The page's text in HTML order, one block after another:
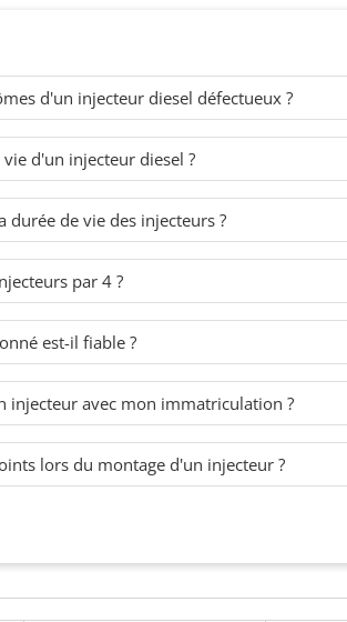
d'un injecteur diesel défectueux ?
d'un injecteur diesel ?
durée de vie des injecteurs ?
par 4 ?
est-il fiable ?
injecteur avec mon immatriculation ?
lors du montage d'un injecteur ?